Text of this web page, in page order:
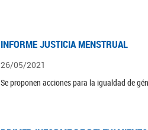
INFORME JUSTICIA MENSTRUAL
26/05/2021
Se proponen acciones para la igualdad de